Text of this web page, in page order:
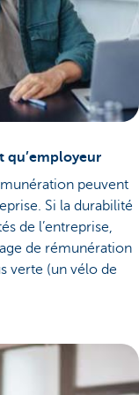
qu’employeur
peuvent
Si la durabilité
de l’entreprise,
de rémunération
verte (un vélo de